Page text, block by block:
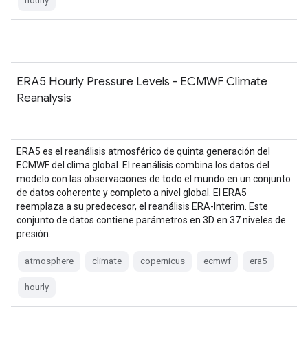
ERA5 Hourly Pressure Levels - ECMWF Climate
Reanalysis
ERA5 es el reanálisis atmosférico de quinta generación del
ECMWF del clima global. El reanálisis combina los datos del
modelo con las observaciones de todo el mundo en un conjunto
de datos coherente y completo a nivel global. El ERA5
reemplaza a su predecesor, el reanálisis ERA-Interim. Este
conjunto de datos contiene parámetros en 3D en 37 niveles de
presión.
atmosphere climate copernicus ecmwf era5
hourly